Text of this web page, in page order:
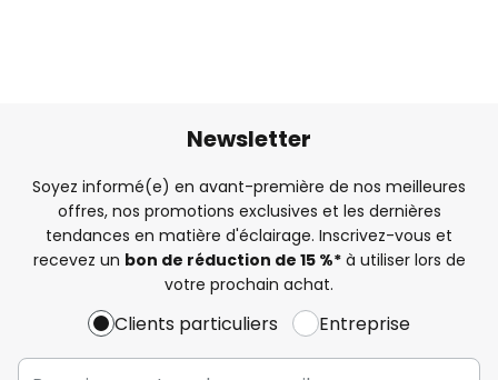
Newsletter
Soyez informé(e) en avant-première de nos meilleures
offres, nos promotions exclusives et les dernières
tendances en matière d'éclairage. Inscrivez-vous et
recevez un bon de réduction de 15 %*à utiliser lors de
votre prochain achat.
Clients particuliers Entreprise